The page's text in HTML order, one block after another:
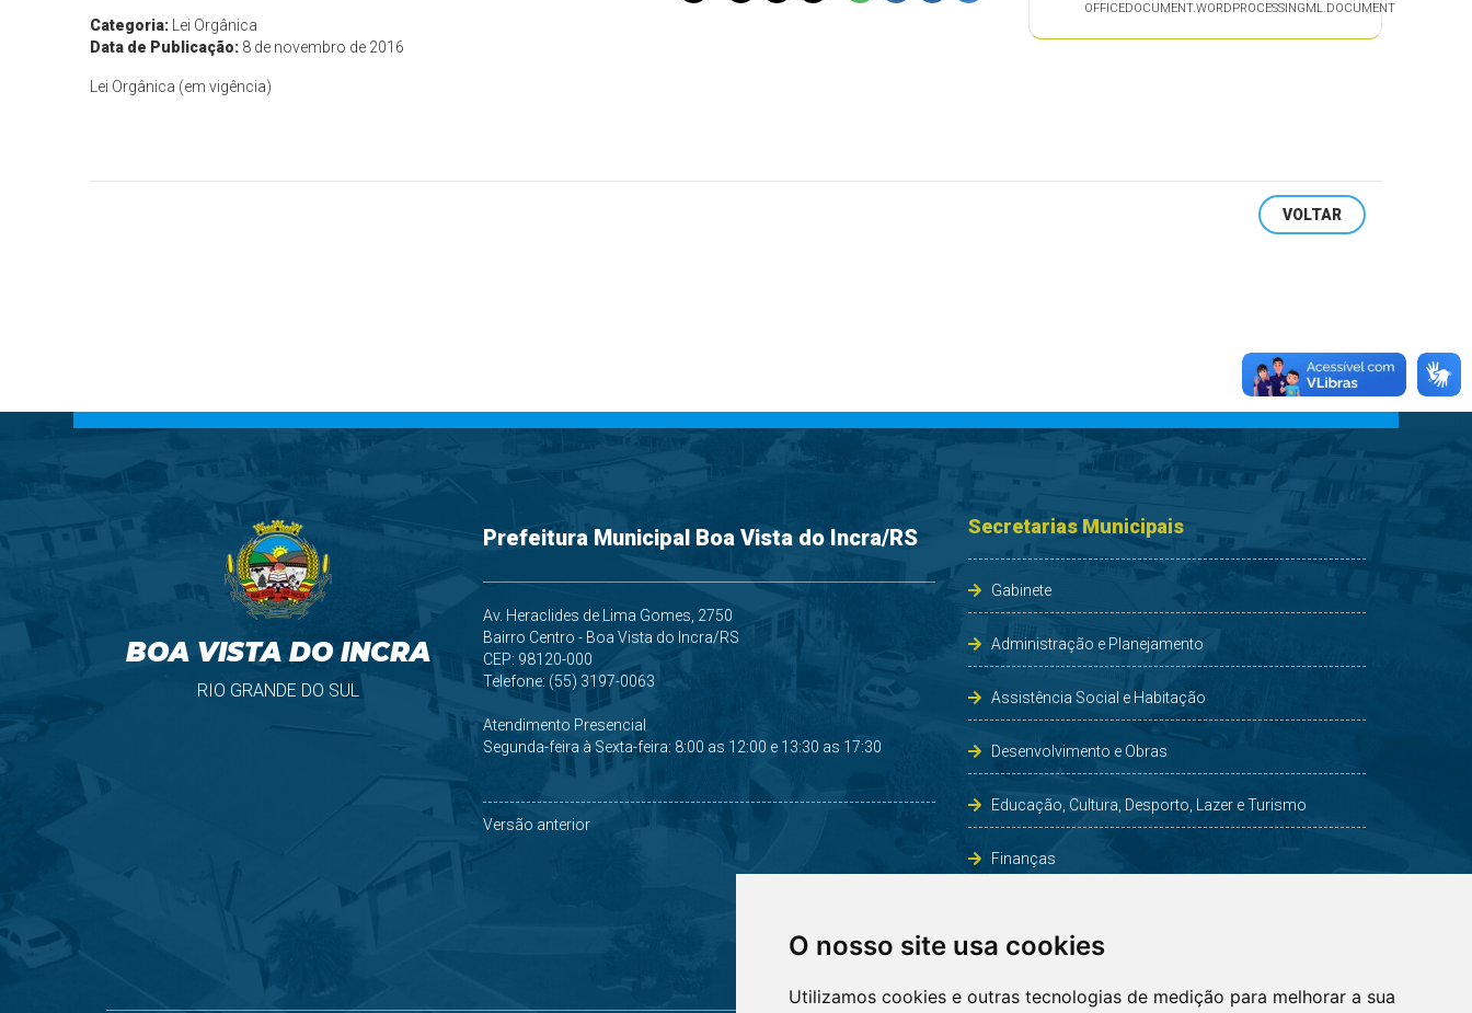
O nosso site usa cookies
Utilizamos cookies e outras tecnologias de medição para melhorar a sua
Categoria:
Lei Orgânica
Data de Publicação: 8 de novembro de 2016
Lei Orgânica (em vigência)
OFFICEDOCUMENT.WORDPROCESSINGML.DOCUMENT
VOLTAR
BOA VISTA DO INCRA
RIO GRANDE DO SUL
Prefeitura Municipal Boa Vista do Incra/RS
Av. Heraclides de Lima Gomes, 2750
Bairro Centro - Boa Vista do Incra/RS
CEP: 98120-000
Telefone: (55) 3197-0063
Atendimento Presencial
Segunda-feira à Sexta-feira: 8:00 as 12:00 e 13:30 as 17:30
Versão anterior
Secretarias Municipais
Gabinete
Administração e Planejamento
Assistência Social e Habitação
Desenvolvimento e Obras
Educação, Cultura, Desporto, Lazer e Turismo
Finanças